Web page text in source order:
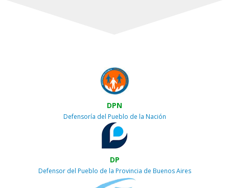
DPN
Defensoría del Pueblo de la Nación
DP
Defensor del Pueblo de la Provincia de Buenos Aires